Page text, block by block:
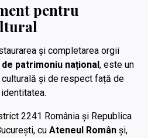
pentru
și completarea orgii
patrimoniu național, este un
și de respect față de
2241 România și Republica
cuAteneul Român și,